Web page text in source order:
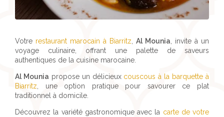
Votre restaurant marocain à Biarritz Al Mounia , invite à un
voyage culinaire, offrant une palette de saveurs
authentiques de la cuisine marocaine.
Al Mounia propose un délicieux couscous à la barquette à
Biarritz , une option pratique pour savourer ce plat
traditionnel à domicile.
Découvrez la variété gastronomique avec la carte de votre